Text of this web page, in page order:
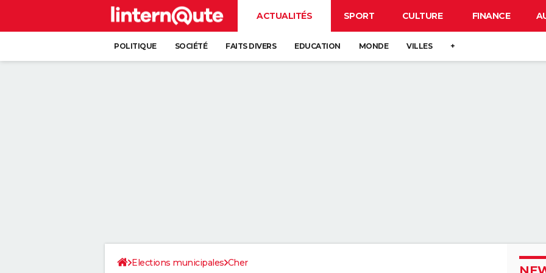
ACTUALITÉS SPORT CULTURE FINANCE
POLITIQUE SOCIÉTÉ FAITS DIVERS EDUCATION MONDE VILLES +
Elections municipales Cher